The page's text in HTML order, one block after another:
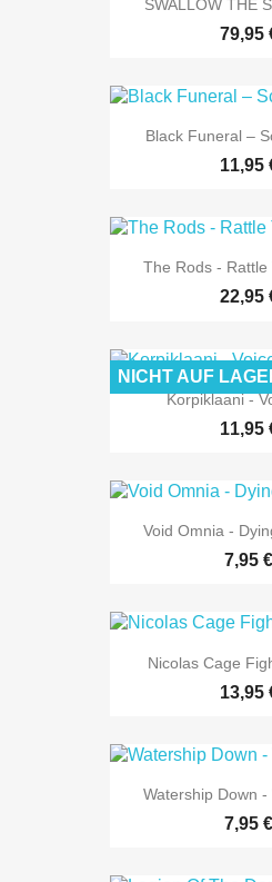
SWALLOW THE
79,95
Black Funeral –
11,95
The Rods - Rattle
22,95
Korpiklaani -
11,95
NICHT AUF
Void Omnia -
7,95 €
Nicolas Cage
13,95
Watership Down -
7,95 €